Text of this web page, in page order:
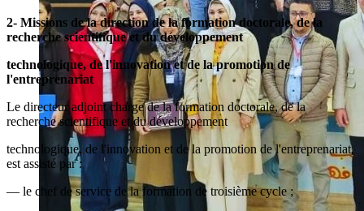
2- Missions de la direction de la formation doctorale, de la
recherche scientifique et du développement
technologique, de l'innovation et de la promotion de
l'entreprenariat
Le directeur adjoint charge de la formation doctorale, de la
recherche scientifique et du développement
technologique, de l'innovation et de la promotion de l'entreprenariat,
est assisté par :
— le chef de service de la formation de troisième cycle ;